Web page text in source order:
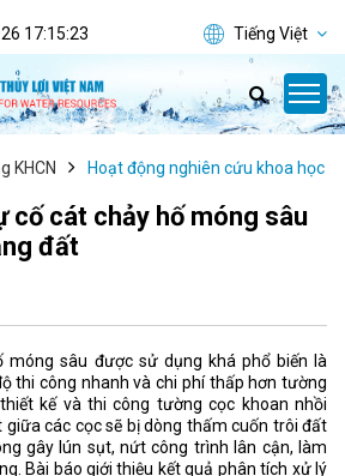
17:15:23 Tiếng Việt
KHCN Hoạt động nghiên cứu khoa học
cố cát chảy hố móng sâu
đất
móng sâu được sử dụng khá phổ biến là
thi công nhanh và chi phí thấp hơn tường
kế và thi công tường cọc khoan nhồi
giữa các cọc sẽ bị dòng thấm cuốn trôi đất
gây lún sụt, nứt công trình lân cận, làm
Bài báo giới thiệu kết quả phân tích xử lý